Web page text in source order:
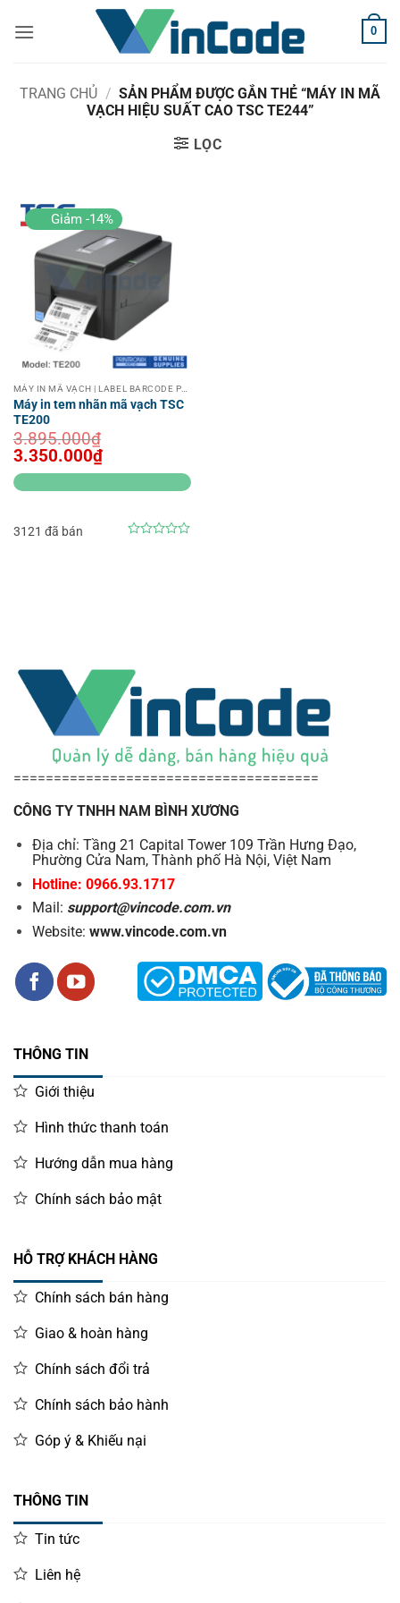
qua
0
TRANG CHỦ / SẢN PHẨM ĐƯỢC GẮN THẺ “MÁY IN MÃ
VẠCH HIỆU SUẤT CAO TSC TE244”
LỌC
Giảm -14%
Máy in tem nhãn mã vạch TSC
TE200
3.895.000₫
Giá
gốc
là:
3.895.000₫.
3.350.000₫Giá
hiện
tại
3121 đã bán
======================================
CÔNG TY TNHH NAM BÌNH XƯƠNG
Địa chỉ: Tầng 21 Capital Tower 109 Trần Hưng Đạo,
Phường Cửa Nam, Thành phố Hà Nội, Việt Nam
Hotline: 0966.93.1717
Mail: support@vincode.com.vn
Website: www.vincode.com.vn
THÔNG TIN
Giới thiệu
Hình thức thanh toán
Hướng dẫn mua hàng
Chính sách bảo mật
HỖ TRỢ KHÁCH HÀNG
Chính sách bán hàng
Giao & hoàn hàng
Chính sách đổi trả
Chính sách bảo hành
Góp ý & Khiếu nại
THÔNG TIN
Tin tức
Liên hệ